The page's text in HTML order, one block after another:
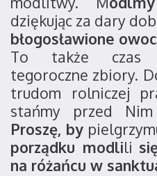
dziękując za dary
błogosławione
To także czas
tegoroczne zbiory.
trudom rolniczej
stańmy przed Nim
Proszę, by
porządku modlili
na różańcu w